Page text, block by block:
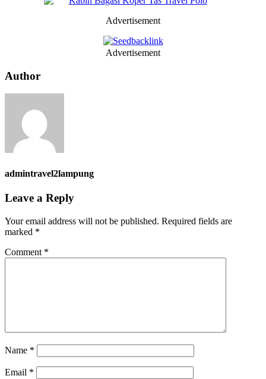
Advertisement
Advertisement
Author
admintravel2lampung
Leave a Reply
Your email address will not be published. Required fields are
marked *
Comment *
Name *
Email *